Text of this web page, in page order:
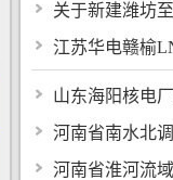
关于新建潍坊
江苏华电赣榆
山东海阳核电
河南省南水北
河南省淮河流